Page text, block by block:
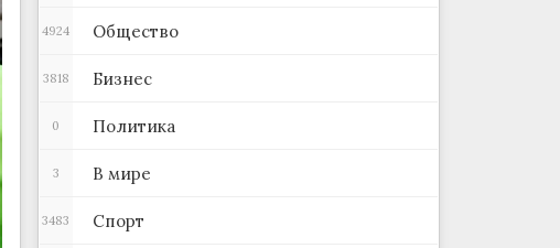
Общество
4924
Бизнес
3818
Политика
0
В мире
3
Спорт
3483